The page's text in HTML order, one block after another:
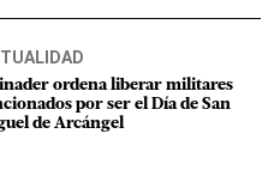
ordena liberar militares
por ser el Día de San
de Arcángel